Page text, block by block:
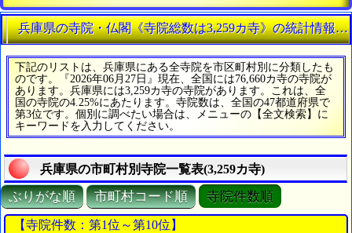
兵庫県の寺院・仏閣《寺院総数は3,259カ寺》の統計情報一
下記のリストは、兵庫県にある全寺院を市区町村別に分類したも
のです。『2026年06月27日』現在、全国には76,660カ寺の寺院が
あります。兵庫県には3,259カ寺の寺院があります。これは、全
国の寺院の4.25%にあたります。寺院数は、全国の47都道府県で
第3位です。個別に調べたい場合は、メニューの【全文検索】に
キーワードを入力してください。
兵庫県の市町村別寺院一覧表(3,259カ寺)
ぶりがな順 市町村コード順 寺院件数順
【寺院件数：第1位～第10位】